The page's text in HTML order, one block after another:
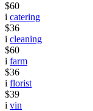
$60
i catering
$36
i cleaning
$60
i farm
$36
i florist
$39
i vin